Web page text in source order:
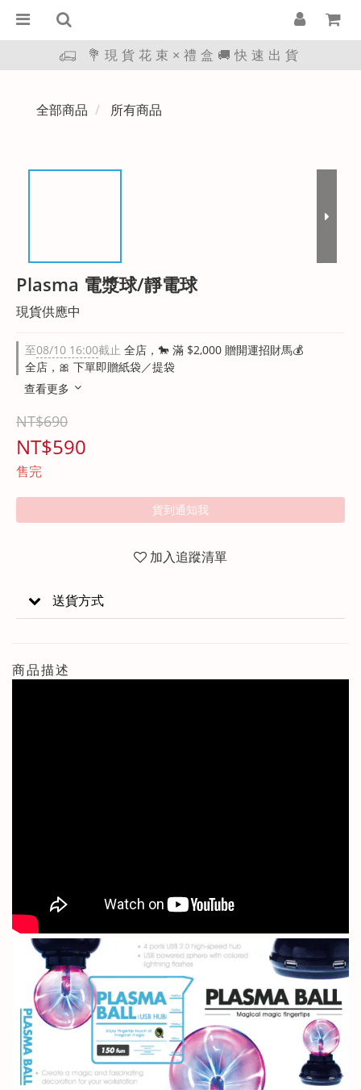
💐現貨花束×禮盒🚚快速出貨
全部商品 所有商品
Plasma 電漿球/靜電球
現貨供應中
至08/10 16:00截止 全店，🐎 滿 $2,000 贈開運招財馬💰
全店，🎀 下單即贈紙袋／提袋
查看更多
NT$690
NT$590
售完
貨到通知我
加入追蹤清單
送貨方式
商品描述